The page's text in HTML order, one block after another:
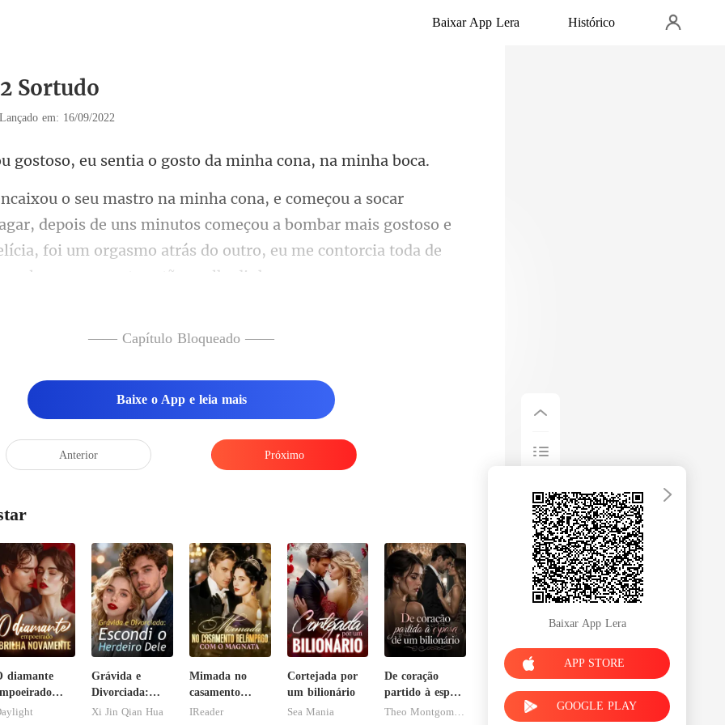
Baixar App Lera Histórico
Sortudo
Lançado em: 16/09/2022
eu sentia o gosto da mi
is de uns minutos começou a bombar mais gostoso e
foi um orgasmo atrás
—— Capítulo Bloqueado ——
Baixe o App e leia mais
Anterior Próximo
diamante
Grávida e
Divorciada:
Escondi o
Xi Jin Qian Hua
Mimada no
casamento
relâmpago com
IReader
Cortejada por
um bilionário
Sea Mania
De coração
partido à esposa
de um
Baixar App Lera
APP STORE
GOOGLE PLAY